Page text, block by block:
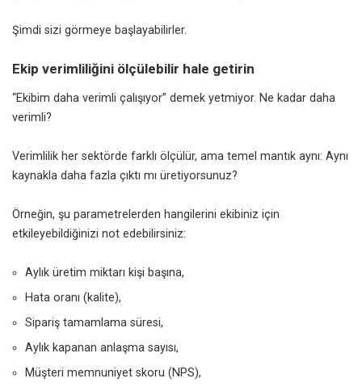
Şimdi sizi görmeye başlayabilirler.
Ekip verimliliğini ölçülebilir hale getirin
“Ekibim daha verimli çalışıyor” demek yetmiyor. Ne kadar daha
verimli?
Verimlilik her sektörde farklı ölçülür, ama temel mantık aynı: Aynı
kaynakla daha fazla çıktı mı üretiyorsunuz?
Örneğin, şu parametrelerden hangilerini ekibiniz için
etkileyebildiğinizi not edebilirsiniz:
Aylık üretim miktarı kişi başına,
Hata oranı (kalite),
Sipariş tamamlama süresi,
Aylık kapanan anlaşma sayısı,
Müşteri memnuniyet skoru (NPS),